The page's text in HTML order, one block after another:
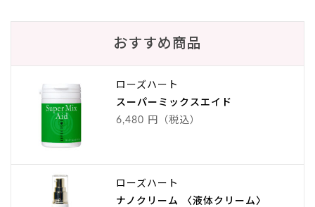
おすすめ商品
ローズハート
スーパーミックスエイド
6,480 円（税込）
ローズハート
ナノクリーム 〈液体クリーム〉